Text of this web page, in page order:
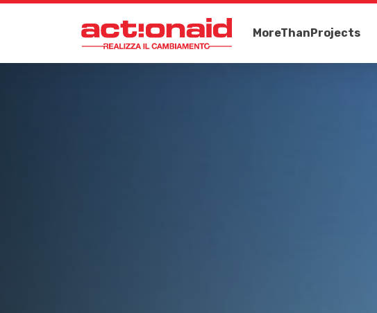
MoreThanProjects